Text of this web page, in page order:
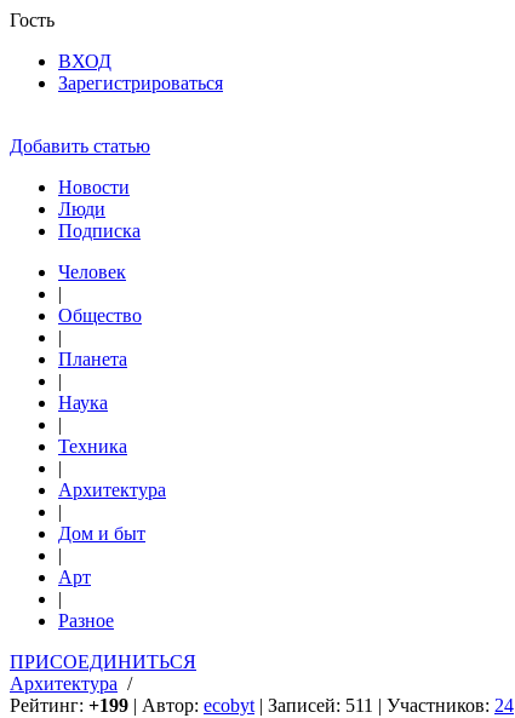
Гость
ВХОД
Зарегистрироваться
Добавить статью
Новости
Люди
Подписка
Человек
|
Общество
|
Планета
|
Наука
|
Техника
|
Архитектура
|
Дом и быт
|
Арт
|
Разное
ПРИСОЕДИНИТЬСЯ
Архитектура /
Рейтинг: +199 | Автор: ecobyt | Записей: 511 | Участников: 24